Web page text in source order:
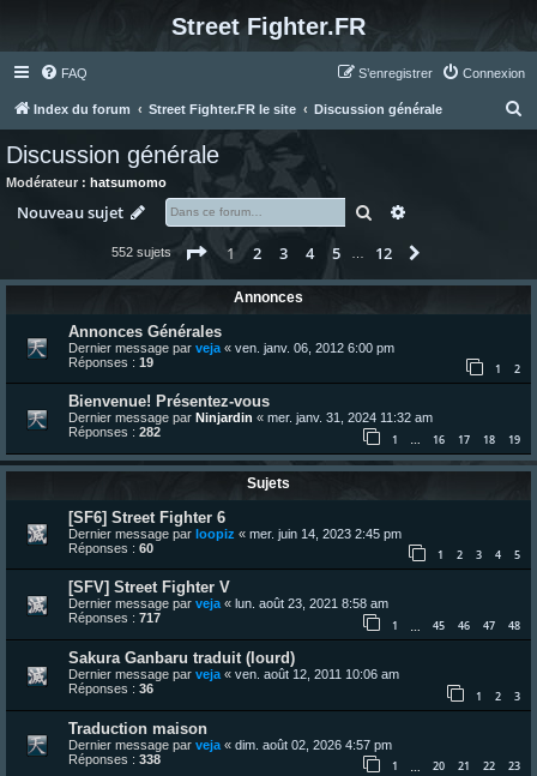
Street Fighter.FR
FAQ Connexion
S’enregistrer
Index du forum Street Fighter.FR le site Discussion générale
c
Discussion générale
Modérateur : hatsumomo
Nouveau sujet Rechercher
552 sujets Page 1sur12
1 2 3 4 5 12
Annonces
Annonces Générales
Dernier message par veja « ven. janv. 06, 2012 6:00 pm
Réponses : 19 1 2
Bienvenue! Présentez-vous
Dernier message par Ninjardin « mer. janv. 31, 2024 11:32 am
Réponses : 282 1 … 16 17 18 19
Sujets
[SF6] Street Fighter 6
Dernier message par loopiz « mer. juin 14, 2023 2:45 pm
Réponses : 60 1 2 3 4 5
[SFV] Street Fighter V
Dernier message par veja« lun. août 23, 2021 8:58 am
Réponses : 717 1 45 46 47 48
Sakura Ganbaru traduit (lourd)
Dernier message par veja « ven. août 12, 2011 10:06 am
Réponses : 36 1 2 3
Traduction maison
Dernier message par veja « dim. août 02, 2026 4:57 pm
Réponses : 338 1 20 21 22 23